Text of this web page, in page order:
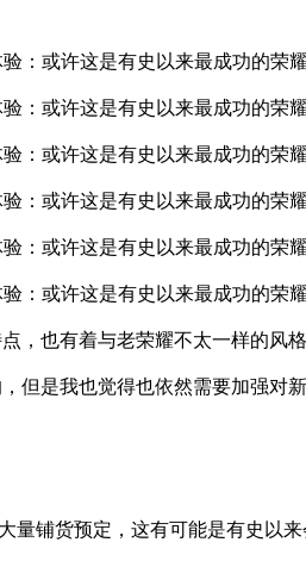
，也有着与老荣耀不太一样的风格
但是我也觉得也依然需要加强
铺货预定，这有可能是有史以